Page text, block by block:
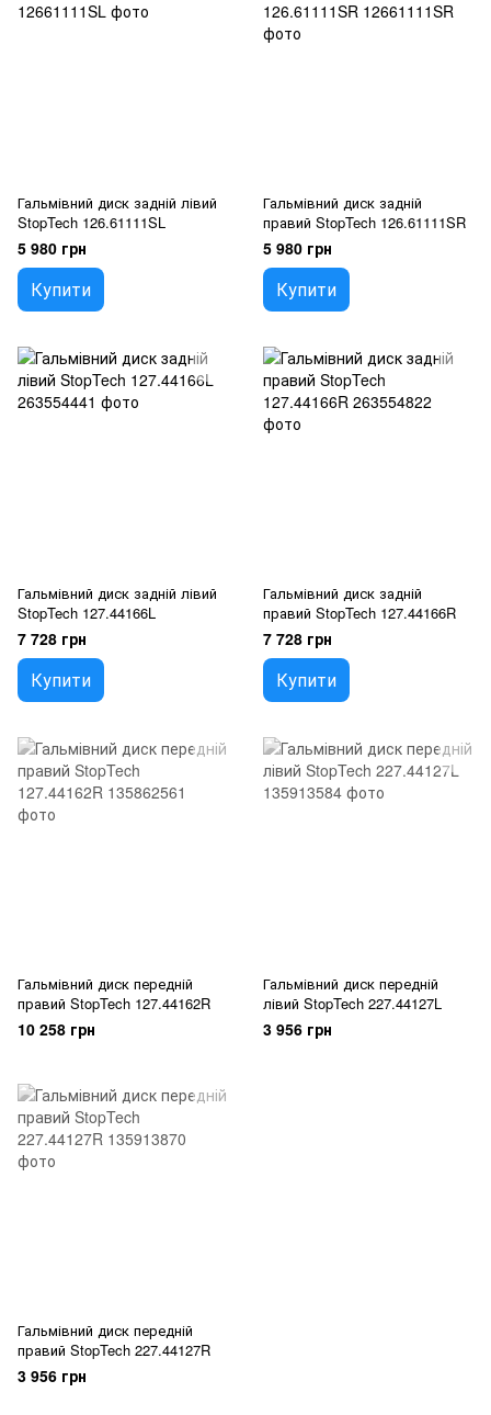
Гальмівний диск задній лівий
StopTech 126.61111SL
5 980 грн
Купити
Гальмівний диск задній
правий StopTech 126.61111SR
5 980 грн
Купити
Гальмівний диск задній лівий
StopTech 127.44166L
7 728 грн
Купити
Гальмівний диск задній
правий StopTech 127.44166R
7 728 грн
Купити
Гальмівний диск передній
правий StopTech 127.44162R
10 258 грн
Гальмівний диск передній
лівий StopTech 227.44127L
3 956 грн
Гальмівний диск передній
правий StopTech 227.44127R
3 956 грн